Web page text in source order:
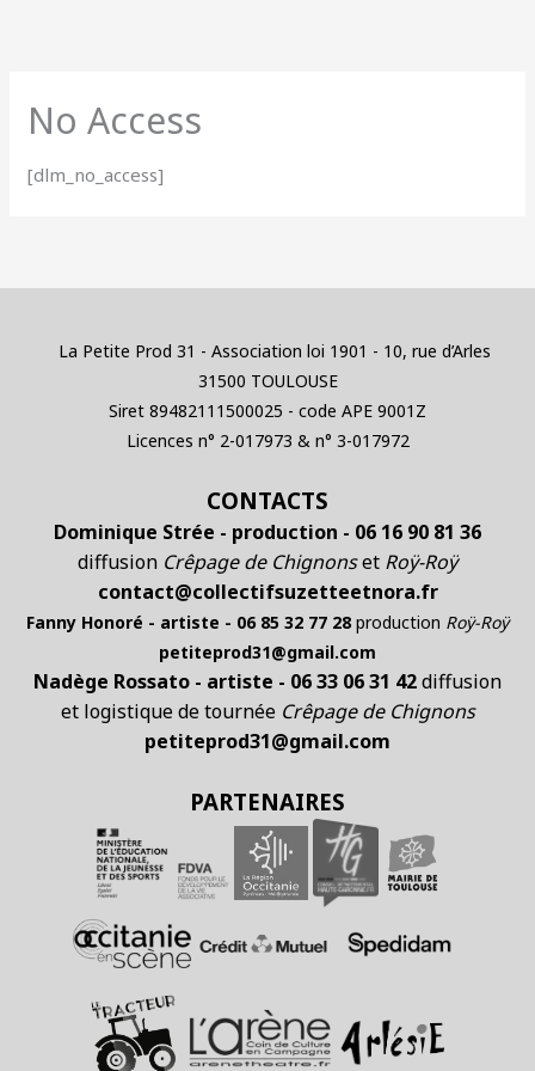
No Access
[dlm_no_access]
La Petite Prod 31 - Association loi 1901 - 10, rue d’Arles
31500 TOULOUSE
Siret 89482111500025 - code APE 9001Z
Licences n° 2-017973 & n° 3-017972
CONTACTS
Dominique Strée - production - 06 16 90 81 36
diffusion Crêpage de Chignonset Roÿ-Roÿ
contact@collectifsuzetteetnora.fr
Fanny Honoré - artiste - 06 85 32 77 28production Roÿ-Roÿ
petiteprod31@gmail.com
Nadège Rossato - artiste - 06 33 06 31 42diffusion
et logistique de tournée Crêpage de Chignons
petiteprod31@gmail.com
PARTENAIRES